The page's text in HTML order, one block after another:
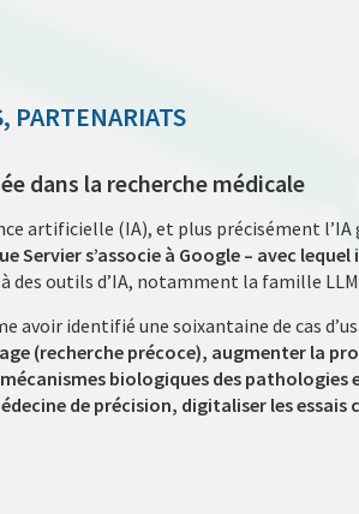
PARTENARIATS
dans la recherche médicale
artificielle (IA), et plus précisément l’IA
Servier s’associe à Google – avec
des outils d’IA, notamment la famille
avoir identifié une soixantaine de cas
(recherche précoce), augmenter la
biologiques des pathologies
de précision, digitaliser les